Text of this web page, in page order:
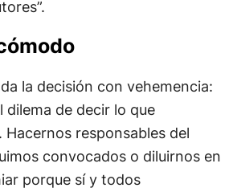
la decisión con vehemencia:
dilema de decir lo que
Hacernos responsables del
convocados o diluirnos en
porque sí y todos